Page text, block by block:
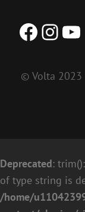
© Volta 2023
Deprecated:
of type string is
/home/